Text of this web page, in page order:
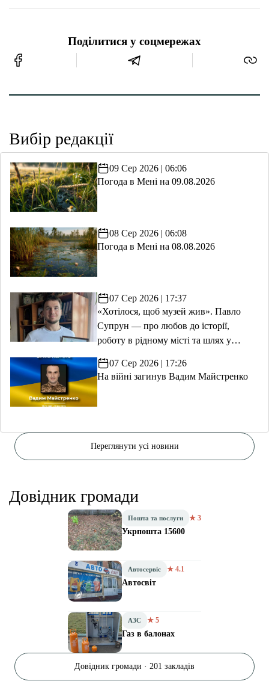
Поділитися у соцмережах
Вибір редакції
09 Сер 2026 | 06:06
Погода в Мені на 09.08.2026
08 Сер 2026 | 06:08
Погода в Мені на 08.08.2026
07 Сер 2026 | 17:37
«Хотілося, щоб музей жив». Павло
Супрун — про любов до історії,
роботу в рідному місті та шлях у
07 Сер 2026 | 17:26
На війні загинув Вадим Майстренко
Переглянути усі новини
Довідник громади
Пошта та послуги ★ 3
Укрпошта 15600
Автосервіс ★ 4.1
Автосвіт
АЗС ★ 5
Газ в балонах
Довідник громади · 201 закладів